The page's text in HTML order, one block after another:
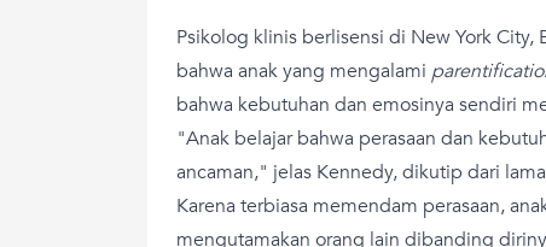
Psikolog klinis berlisensi di New York City,
bahwa anak yang mengalami
bahwa kebutuhan dan emosinya sendiri
"Anak belajar bahwa perasaan dan
ancaman," jelas Kennedy, dikutip dari
Karena terbiasa memendam perasaan,
mengutamakan orang lain dibanding